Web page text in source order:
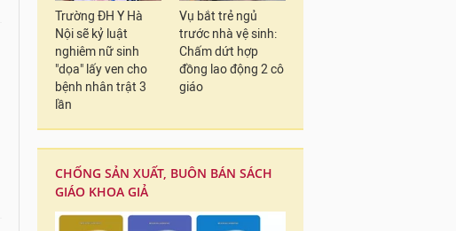
Trường ĐH Y Hà
Nội sẽ kỷ luật
nghiêm nữ sinh
"dọa" lấy ven cho
bệnh nhân trật 3
lần
Vụ bắt trẻ ngủ
trước nhà vệ sinh:
Chấm dứt hợp
đồng lao động 2 cô
giáo
CHỐNG SẢN XUẤT, BUÔN BÁN SÁCH
GIÁO KHOA GIẢ